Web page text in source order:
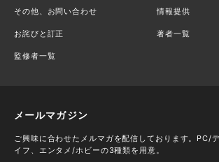
その他、お問い合わせ 情報提供
お詫びと訂正 著者一覧
監修者一覧
メールマガジン
ご興味に合わせたメルマガを配信しております。PC/
イフ、エンタメ/ホビーの3種類を用意。